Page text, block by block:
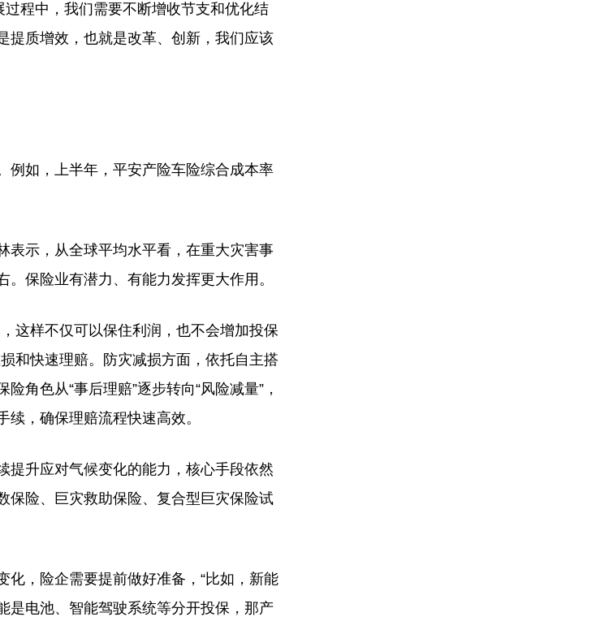
程中，我们需要不断增收节支和优化结
提质增效，也就是改革、创新，我们应该
如，上半年，平安产险车险综合成本率
示，从全球平均水平看，在重大灾害事
保险业有潜力、有能力发挥更大作用。
样不仅可以保住利润，也不会增加投保
和快速理赔。防灾减损方面，依托自主搭
角色从“事后理赔”逐步转向“风险减量”，
，确保理赔流程快速高效。
升应对气候变化的能力，核心手段依然
保险、巨灾救助保险、复合型巨灾保险试
，险企需要提前做好准备，“比如，新能
是电池、智能驾驶系统等分开投保，那产